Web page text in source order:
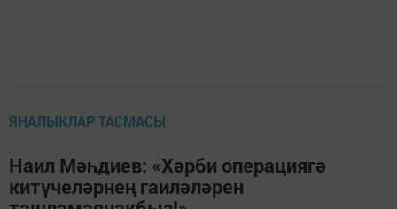
ЯҢАЛЫКЛАР ТАСМАСЫ
Наил Мәһдиев: «Хәрби операциягә
китүчеләрнең гаиләләрен